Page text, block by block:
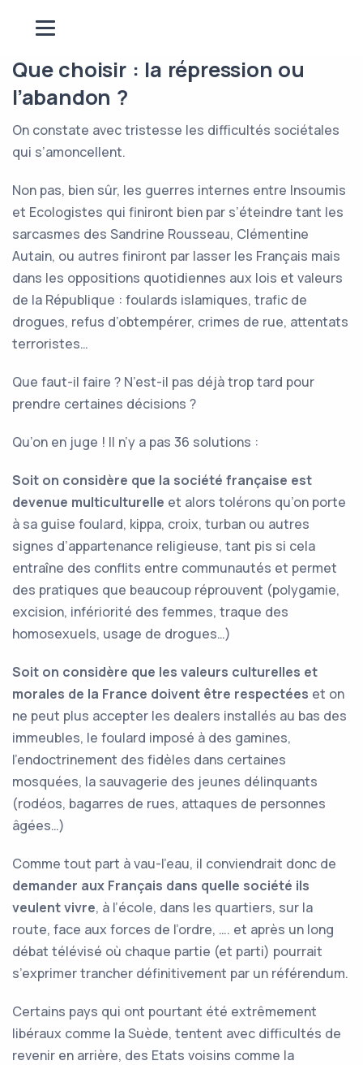
Que choisir : la répression ou
l’abandon ?
On constate avec tristesse les difficultés sociétales
qui s’amoncellent.
Non pas, bien sûr, les guerres internes entre Insoumis
et Ecologistes qui finiront bien par s’éteindre tant les
sarcasmes des Sandrine Rousseau, Clémentine
Autain, ou autres finiront par lasser les Français mais
dans les oppositions quotidiennes aux lois et valeurs
de la République : foulards islamiques, trafic de
drogues, refus d’obtempérer, crimes de rue, attentats
terroristes…
Que faut-il faire ? N’est-il pas déjà trop tard pour
prendre certaines décisions ?
Qu’on en juge ! Il n’y a pas 36 solutions :
Soit on considère que la société française est
devenue multiculturelle et alors tolérons qu’on porte
à sa guise foulard, kippa, croix, turban ou autres
signes d’appartenance religieuse, tant pis si cela
entraîne des conflits entre communautés et permet
des pratiques que beaucoup réprouvent (polygamie,
excision, infériorité des femmes, traque des
homosexuels, usage de drogues…)
Soit on considère que les valeurs culturelles et
morales de la France doivent être respectées et on
ne peut plus accepter les dealers installés au bas des
immeubles, le foulard imposé à des gamines,
l’endoctrinement des fidèles dans certaines
mosquées, la sauvagerie des jeunes délinquants
(rodéos, bagarres de rues, attaques de personnes
âgées…)
Comme tout part à vau-l’eau, il conviendrait donc de
demander aux Français dans quelle société ils
veulent vivre, à l’école, dans les quartiers, sur la
route, face aux forces de l’ordre, …. et après un long
débat télévisé où chaque partie (et parti) pourrait
s’exprimer trancher définitivement par un référendum.
Certains pays qui ont pourtant été extrêmement
libéraux comme la Suède, tentent avec difficultés de
revenir en arrière, des Etats voisins comme la